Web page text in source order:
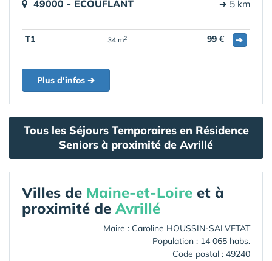
49000 - ECOUFLANT ➔ 5 km
T1 34 m2 99 € ➔
Plus d'infos ➔
Tous les Séjours Temporaires en Résidence
Seniors à proximité de Avrillé
Villes de Maine-et-Loire et à
proximité de Avrillé
Maire : Caroline HOUSSIN-SALVETAT
Population : 14 065 habs.
Code postal : 49240